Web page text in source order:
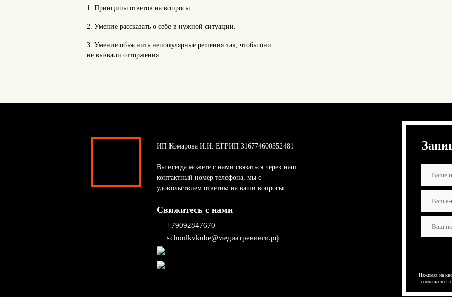
1. Принципы ответов на вопросы.
2. Умение рассказать о себе в нужной ситуации.
3. Умение объяснить непопулярные решения так, чтобы они
не вызвали отторжения.
ИП Комарова И.И. ЕГРИП 316774600352481
Вы всегда можете с нами связаться через наш
контактный номер телефона, мы с
удовольствием ответим на ваши вопросы.
Свяжитесь с нами
+79092847670
schoolkvkube@медиатренинги.рф
Нажимая на
соглашаетесь